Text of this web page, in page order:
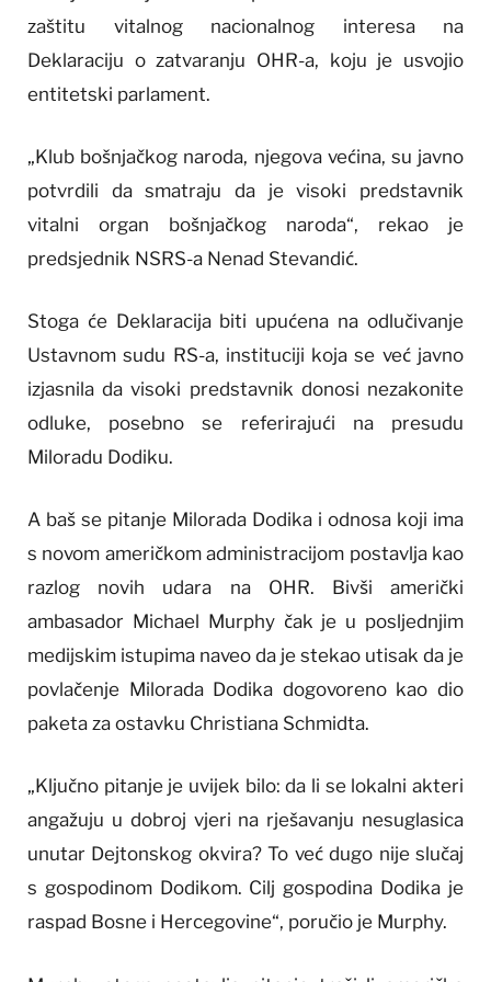
zaštitu vitalnog nacionalnog interesa na
Deklaraciju o zatvaranju OHR-a, koju je usvojio
entitetski parlament.
„Klub bošnjačkog naroda, njegova većina, su javno
potvrdili da smatraju da je visoki predstavnik
vitalni organ bošnjačkog naroda“, rekao je
predsjednik NSRS-a Nenad Stevandić.
Stoga će Deklaracija biti upućena na odlučivanje
Ustavnom sudu RS-a, instituciji koja se već javno
izjasnila da visoki predstavnik donosi nezakonite
odluke, posebno se referirajući na presudu
Miloradu Dodiku.
A baš se pitanje Milorada Dodika i odnosa koji ima
s novom američkom administracijom postavlja kao
razlog novih udara na OHR. Bivši američki
ambasador Michael Murphy čak je u posljednjim
medijskim istupima naveo da je stekao utisak da je
povlačenje Milorada Dodika dogovoreno kao dio
paketa za ostavku Christiana Schmidta.
„Ključno pitanje je uvijek bilo: da li se lokalni akteri
angažuju u dobroj vjeri na rješavanju nesuglasica
unutar Dejtonskog okvira? To već dugo nije slučaj
s gospodinom Dodikom. Cilj gospodina Dodika je
raspad Bosne i Hercegovine“, poručio je Murphy.